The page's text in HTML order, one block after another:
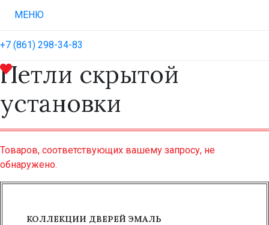
МЕНЮ
+7 (861) 298-34-83
Петли скрытой
установки
Товаров, соответствующих вашему запросу, не
обнаружено.
КОЛЛЕКЦИИ ДВЕРЕЙ ЭМАЛЬ